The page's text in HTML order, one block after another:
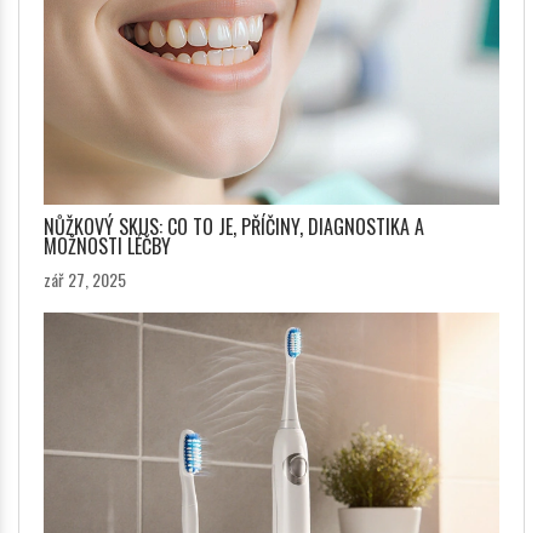
NŮŽKOVÝ SKUS: CO TO JE, PŘÍČINY, DIAGNOSTIKA A
MOŽNOSTI LÉČBY
zář 27, 2025